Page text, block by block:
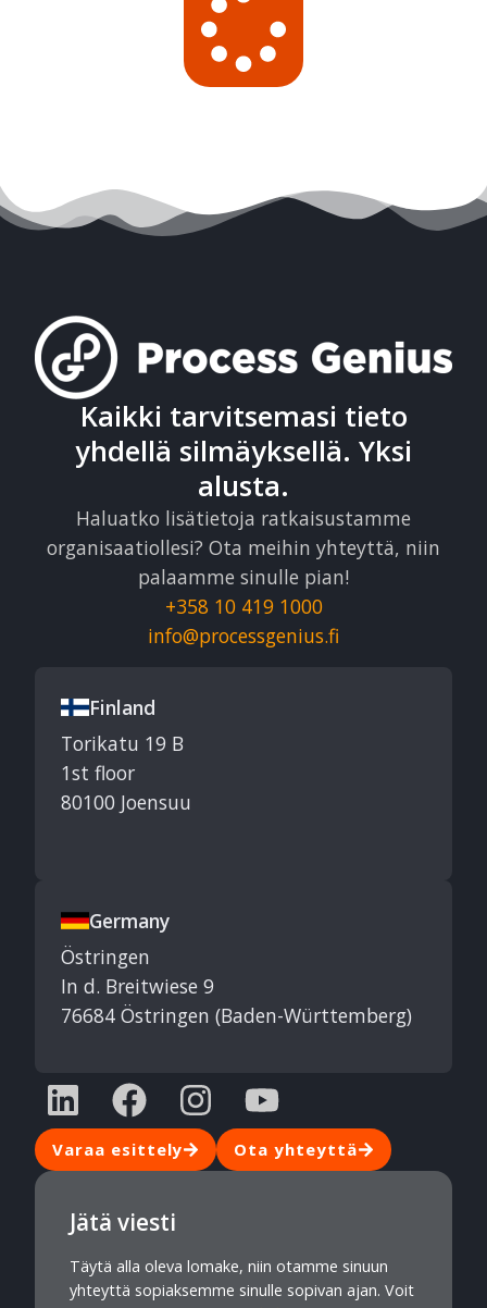
Kaikki tarvitsemasi tieto
yhdellä silmäyksellä. Yksi
alusta.
Haluatko lisätietoja ratkaisustamme
organisaatiollesi? Ota meihin yhteyttä, niin
palaamme sinulle pian!
+358 10 419 1000
info@processgenius.fi
Finland
Torikatu 19 B
1st floor
80100 Joensuu
Germany
Östringen
In d. Breitwiese 9
76684 Östringen (Baden-Württemberg)
Varaa esittely Ota yhteyttä
Jätä viesti
Täytä alla oleva lomake, niin otamme sinuun
yhteyttä sopiaksemme sinulle sopivan ajan. Voit